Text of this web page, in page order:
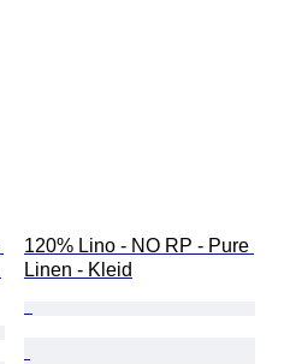
120% Lino - NO RP - Pure
Linen - Kleid